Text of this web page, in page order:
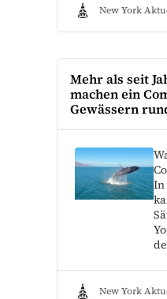
New York
Mehr als seit
machen ein
Gewässern
In
New York